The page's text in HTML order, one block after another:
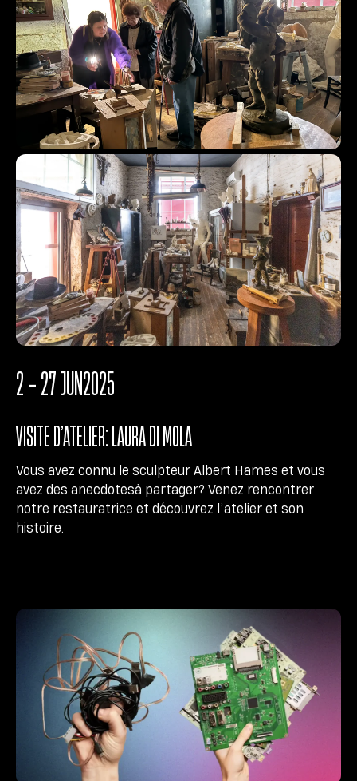
VISITE D’ATELIER: LAURA DI MOLA
Vous avez connu le sculpteur Albert Hames et vous
avez des anecdotesà partager? Venez rencontrer
notre restauratrice et découvrez l’atelier et son
histoire.
2 - 27 JUN2025